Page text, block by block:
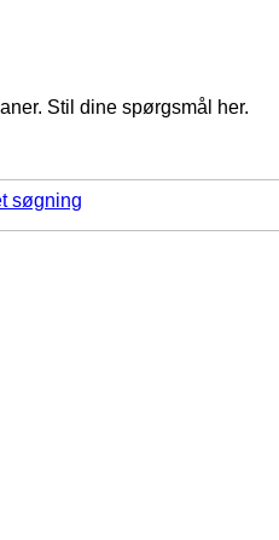
Stil dine spørgsmål her.
søgning